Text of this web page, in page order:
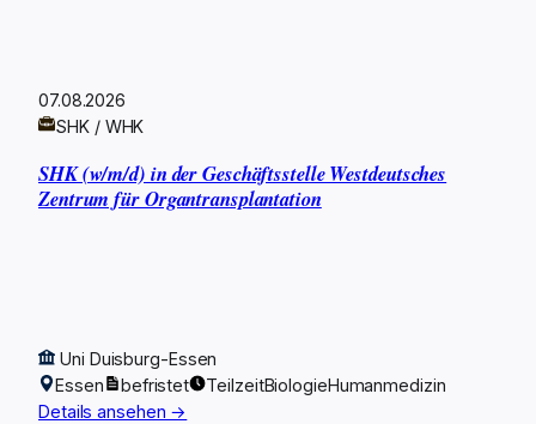
07.08.2026
SHK / WHK
SHK (w/m/d) in der Geschäftsstelle Westdeutsches
Zentrum für Organtransplantation
Uni Duisburg-Essen
Essen
befristet TeilzeitBiologieHumanmedizin
Details ansehen →